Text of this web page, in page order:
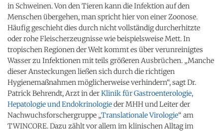
in Schweinen. Von den Tieren kann die Infektion auf den
Menschen übergehen, man spricht hier von einer Zoonose.
Häufig geschieht dies durch nicht vollständig durcherhitzte
oder rohe Fleischerzeugnisse wie beispielsweise Mett. In
tropischen Regionen der Welt kommt es über verunreinigtes
Wasser zu Infektionen mit teils größeren Ausbrüchen. „Manche
dieser Ansteckungen ließen sich durch die richtigen
Hygienemaßnahmen möglicherweise verhindern“, sagt Dr.
Patrick Behrendt, Arzt in derKlinik für Gastroenterologie,
Hepatologie und Endokrinologieder MHH und Leiter der
Nachwuchsforschergruppe „Translationale Virologie“ am
TWINCORE. Dazu zählt vor allem im klinischen Alltag im